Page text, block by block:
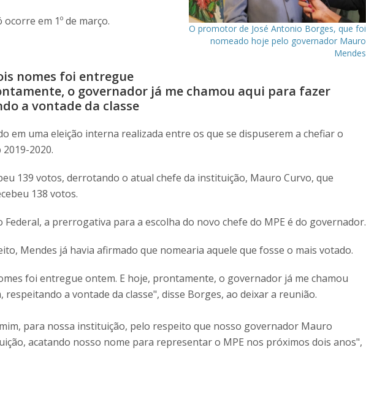
O promotor de José Antonio Borges, que foi
nomeado hoje pelo governador Mauro
Mendes
em 1º de março.
nomes foi entregue
o governador já me chamou aqui para fazer
a vontade da classe
em uma eleição interna realizada entre os que se dispuserem a chefiar o
2020.
139 votos, derrotando o atual chefe da instituição, Mauro Curvo, que
138 votos.
Federal, a prerrogativa para a escolha do novo chefe do MPE é do governador.
Mendes já havia afirmado que nomearia aquele que fosse o mais votado.
foi entregue ontem. E hoje, prontamente, o governador já me chamou
respeitando a vontade da classe", disse Borges, ao deixar a reunião.
para nossa instituição, pelo respeito que nosso governador Mauro
acatando nosso nome para representar o MPE nos próximos dois anos",